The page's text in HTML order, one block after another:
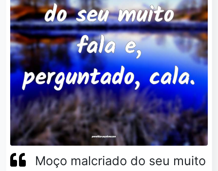
Moço malcriado do seu muito